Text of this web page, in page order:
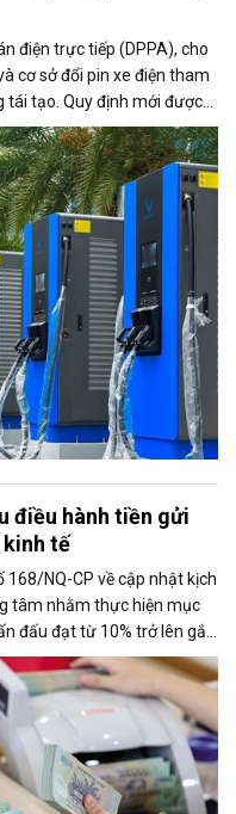
điện trực tiếp (DPPA), cho
cơ sở đổi pin xe điện tham
tái tạo. Quy định mới được
ứng nhu cầu ngày càng
hóa giao thông.
điều hành tiền gửi
kinh tế
168/NQ-CP về cập nhật kịch
tâm nhằm thực hiện mục
đấu đạt từ 10% trở lên gắn
trong những nhiệm vụ đáng
Kho bạc Nhà nước tại
vốn ngắn hạn cho nền